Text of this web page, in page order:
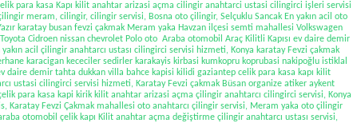
para kasa Kapı kilit anahtar arizasi açma cilingir anahtarci ustasi cilingirci işleri servisi
meram, cilingir, cilingir servisi, Bosna oto çilingir, Selçuklu Sancak En yakın acil oto
karatay busan fevzi çakmak Meram yaka Havzan ilçesi semti mahallesi Volkswagen
Cidroen nissan chevrolet Polo oto Araba otomobil Araç Kilitli Kapısı ev daire demir
acil çilingir anahtarcı ustası cilingirci servisi hizmeti, Konya karatay Fevzi çakmak
karacigan kececiler sedirler karakayis kirbasi kumkopru koprubasi nakipoğlu istiklal
demir tahta dukkan villa bahce kapisi kilidi gaziantep celik para kasa kapı kilit
ustasi cilingirci servisi hizmeti, Karatay Fevzi çakmak Büsan organize atiker aykent
para kasa kapi kirik kilit anahtar arizasi açma çilingir anahtarcı cilingirci servisi, Konya
Karatay Fevzi Çakmak mahallesi oto anahtarcı çilingir servisi, Meram yaka oto çilingir
otomobil çelik kapı Kilit anahtar açma değiştirme çilingir anahtarcı ustası servisi,